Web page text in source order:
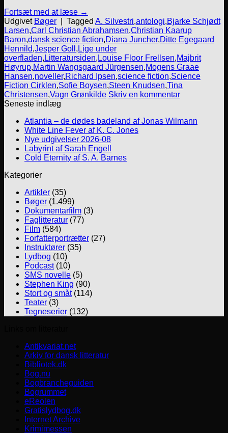
Fortsæt med at læse →
Udgivet Bøger Tagged A. Silvestri,antologi,Bjarke Schjødt
Larsen,Carl Christian Abrahamsen,Christian Kaarup
Baron,dansk science fiction,Diana Juncher,Ditte Egegaard
Hennild,Jesper Goll , Lige under
overfladen, Litteratursiden, Louise Floor Frellsen,Majbrit
Høyrup,Martin Wangsgaard Jürgensen,Mogens Graae
Hansen,noveller,Richard Ipsen,science fiction,Science
Fiction Cirklen,Sofie Boysen,Steen Knudsen,Tina
Christensen,Vagn Grønkilde Skriv en kommentar
Seneste indlæg
Atlantia – de dødes badeland af Jonas Wilmann
White Line Fever af K. C. Jones
Nye udgivelser 2026-08
Labyrint af Sarah Engell
Cold Eternity af S. A. Barnes
Kategorier
Artikler (35)
Bøger (1.499)
Dokumentarfilm (3)
Faglitteratur (77)
Film (584)
Forfatterportrætter (27)
Instruktører (35)
Lydbog (10)
Podcast(10)
SMS novelle (5)
Stephen King (90)
Stort og småt(114)
Teater (3)
Tegneserier (132)
Antikvariat.net
Arkiv for dansk litteratur
Bibliotek.dk
Bog.nu
Bogbrancheguiden
Bogrummet
eReolen
Gratislydbog.dk
Internet Archive
Krimimessen